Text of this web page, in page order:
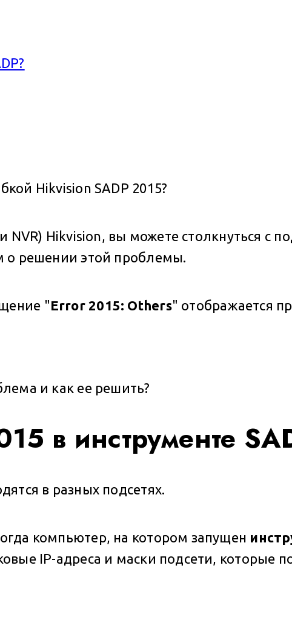
Hikvision SADP 2015?
NVR) Hikvision, вы можете столкнуться с
о решении этой проблемы.
"Error 2015: Others" отображается
и как ее решить?
в инструменте
в разных подсетях.
компьютер, на котором запущен
IP-адреса и маски подсети, которые